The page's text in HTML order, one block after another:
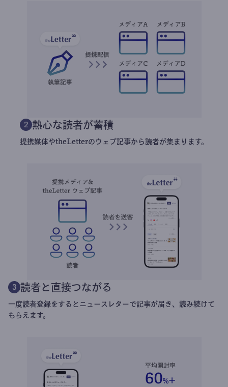
2 熱心な読者が蓄積
提携媒体やtheLetterのウェブ記事から読者が集まります。
3 読者と直接つながる
一度読者登録をするとニュースレターで記事が届き、読み続けて
もらえます。